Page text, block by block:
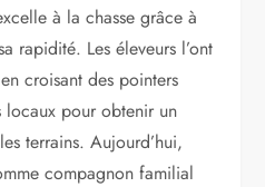
à la chasse grâce à
rapidité. Les éleveurs l’ont
croisant des pointers
locaux pour obtenir un
terrains. Aujourd’hui,
compagnon familial